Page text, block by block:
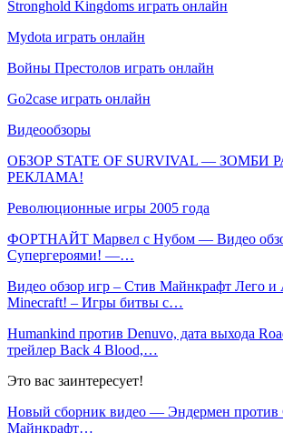
Stronghold Kingdoms играть онлайн
Mydota играть онлайн
Войны Престолов играть онлайн
Go2case играть онлайн
Видеообзоры
ОБЗОР STATE OF SURVIVAL — ЗОМБИ
РЕКЛАМА!
Революционные игры 2005 года
ФОРТНАЙТ Марвел с Нубом — Видео
Супергероями! —…
Видео обзор игр – Стив Майнкрафт Лего
Minecraft! – Игры битвы с…
Humankind против Denuvo, дата выхода
трейлер Back 4 Blood,…
Это вас заинтересует!
Новый сборник видео — Эндермен против
Майнкрафт…